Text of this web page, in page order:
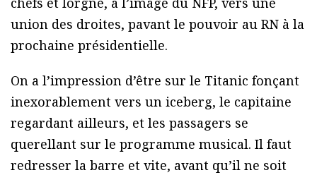
union des droites, pavant le pouvoir au RN à la
prochaine présidentielle.
On a l’impression d’être sur le Titanic fonçant
inexorablement vers un iceberg, le capitaine
regardant ailleurs, et les passagers se
querellant sur le programme musical. Il faut
redresser la barre et vite, avant qu’il ne soit